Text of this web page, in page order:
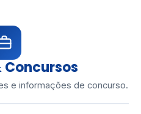
Concursos
e informações de concurso.